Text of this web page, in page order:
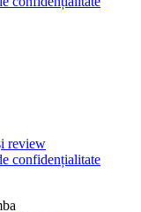
review
confidențialitate